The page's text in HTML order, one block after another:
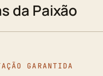
da Paixão
GARANTIDA